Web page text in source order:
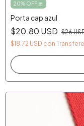
20% OFF 🎀
Porta cap azul
$20.80 USD $26
$18.72 USD con